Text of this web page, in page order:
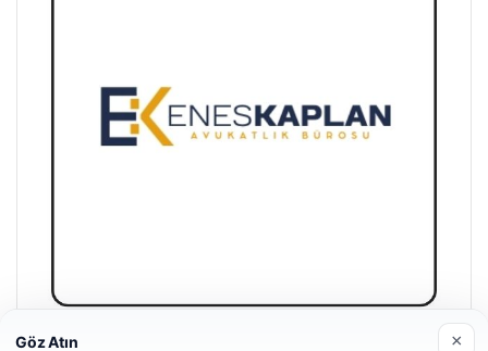
Göz Atın ×